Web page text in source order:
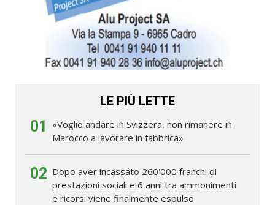
LE PIÙ LETTE
01
«Voglio andare in Svizzera, non rimanere in
Marocco a lavorare in fabbrica»
02 Dopo aver incassato 260'000 franchi di
prestazioni sociali e 6 anni tra ammonimenti
e ricorsi viene finalmente espulso